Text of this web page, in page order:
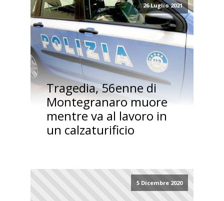
26 Luglio 2021
Tragedia, 56enne di
Montegranaro muore
mentre va al lavoro in
un calzaturificio
5 Dicembre 2020